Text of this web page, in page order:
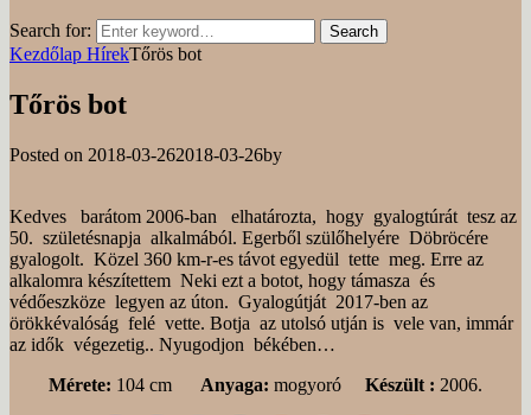
Search for: Search
Kezdőlap HírekTőrös bot
Tőrös bot
Posted on 2018-03-262018-03-26by
Kedves barátom 2006-ban elhatározta, hogy gyalogtúrát tesz az
50. születésnapja alkalmából. Egerből szülőhelyére Döbröcére
gyalogolt. Közel 360 km-r-es távot egyedül tette meg. Erre az
alkalomra készítettem Neki ezt a botot, hogy támasza és
védőeszköze legyen az úton. Gyalogútját 2017-ben az
örökkévalóság felé vette. Botja az utolsó utján is vele van, immár
az idők végezetig.. Nyugodjon békében…
Mérete: 104 cm Anyaga: mogyoró Készült : 2006.